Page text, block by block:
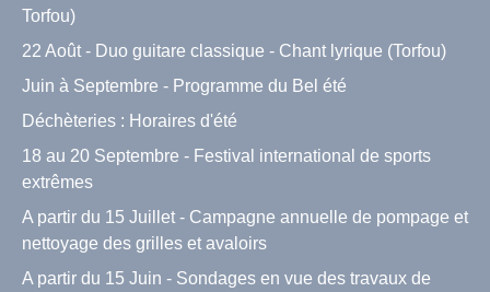
Torfou)
22 Août - Duo guitare classique - Chant lyrique (Torfou)
Juin à Septembre - Programme du Bel été
Déchèteries : Horaires d'été
18 au 20 Septembre - Festival international de sports
extrêmes
A partir du 15 Juillet - Campagne annuelle de pompage et
nettoyage des grilles et avaloirs
A partir du 15 Juin - Sondages en vue des travaux de